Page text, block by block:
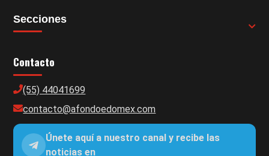
Secciones
Contacto
(55) 44041699
contacto@afondoedomex.com
Únete aquí a nuestro canal y recibe las
noticias en